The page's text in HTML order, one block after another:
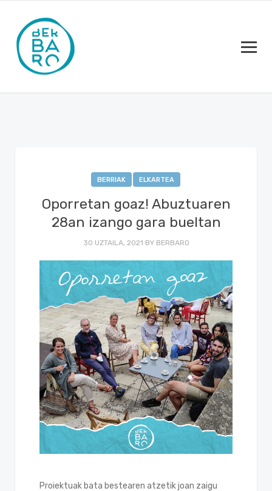
BERRIAK ELKARTEA
Oporretan goaz! Abuztuaren
28an izango gara bueltan
30 UZTAILA, 2021 BY BERBARO
Proiektuak bata bestearen atzetik joan zaigu